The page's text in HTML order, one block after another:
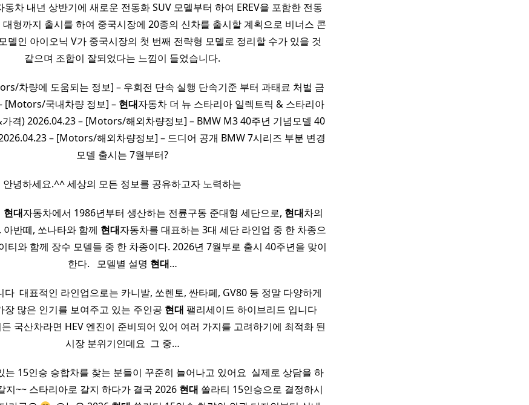
동차 내년 상반기에 새로운 전동화 SUV 모델부터 하여 EREV을 포함한 전동
형까지 출시를 하여 중국시장에 20종의 신차를 출시할 계획으로 비너스 콘
델인 아이오닉 V가 중국시장의 첫 번째 전략형 모델로 정리할 수가 있을 것
같으며 조합이 잘되었다는 느낌이 들었습니다.
차량에 도움되는 정보] – 우회전 단속 실행 단속기준 부터 과태료 처벌 금
[Motors/국내차량 정보] – 현대자동차 더 뉴 스타리아 일렉트릭 & 스타리아
격) 2026.04.23 – [Motors/해외차량정보] – BMW M3 40주년 기념모델 40
– [Motors/해외차량정보] – 드디어 공개 BMW 7시리즈 부분 변경
모델 출시는 7월부터?
안녕하세요.^^ 세상의 모든 정보를 공유하고자 노력하는
현대자동차에서 1986년부터 생산하는 전륜구동 준대형 세단으로, 현대차의
반떼, 쏘나타와 함께 현대자동차를 대표하는 3대 세단 라인업 중 한 차종으
티와 함께 장수 모델들 중 한 차종이다. 2026년 7월부로 출시 40주년을 맞이
한다. ​ ​ 모델별 설명 현대…
다 ​ 대표적인 라인업으로는 카니발, 쏘렌토, 싼타페, GV80 등 정말 다양하게
장 많은 인기를 보여주고 있는 주인공 현대 팰리세이드 하이브리드 입니다 ​ ​
국산차라면 HEV 엔진이 준비되어 있어 여러 가지를 고려하기에 최적화 된
시장 분위기인데요 ​ 그 중…
는 15인승 승합차를 찾는 분들이 꾸준히 늘어나고 있어요 ​ 실제로 상담을 하
지~~ 스타리아로 갈지 하다가 결국 2026 현대 쏠라티 15인승으로 결정하시